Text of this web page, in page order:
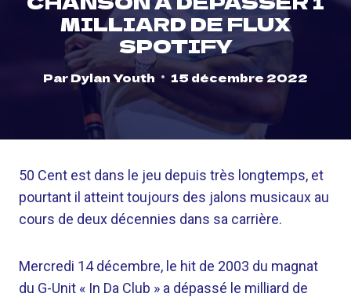
MILLIARD DE FLUX
SPOTIFY
ParDylan Youth 15 décembre 2022
50 Cent est dans le jeu depuis très longtemps, et
pourtant il atteint toujours des jalons musicaux au
cours de deux décennies dans sa carrière.
Mercredi 14 décembre, le hit de 2003 du magnat
du G-Unit « In Da Club » a dépassé le milliard de